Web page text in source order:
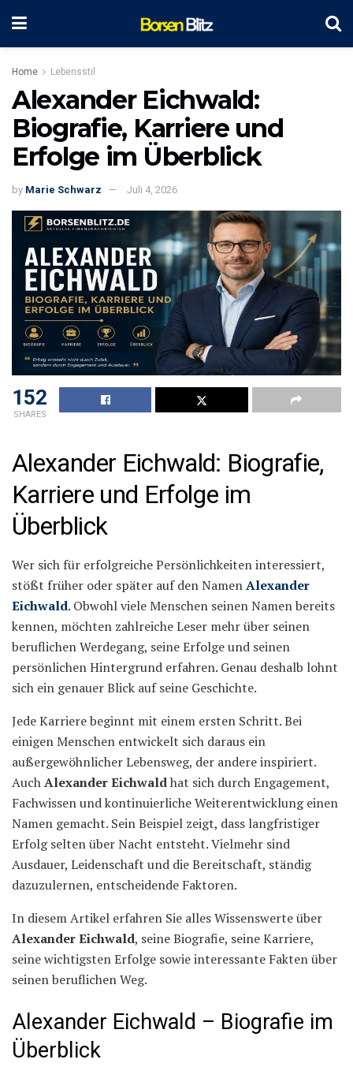
Home Lebensstil
Alexander Eichwald:
Biografie, Karriere und
Erfolge im Überblick
by Marie Schwarz Juli 4, 2026
152
SHARES
Alexander Eichwald: Biografie,
Karriere und Erfolge im
Überblick
Wer sich für erfolgreiche Persönlichkeiten interessiert,
stößt früher oder später auf den NamenAlexander
Eichwald. Obwohl viele Menschen seinen Namen bereits
kennen, möchten zahlreiche Leser mehr über seinen
beruflichen Werdegang, seine Erfolge und seinen
persönlichen Hintergrund erfahren. Genau deshalb lohnt
sich ein genauer Blick auf seine Geschichte.
Jede Karriere beginnt mit einem ersten Schritt. Bei
einigen Menschen entwickelt sich daraus ein
außergewöhnlicher Lebensweg, der andere inspiriert.
AuchAlexander Eichwaldhat sich durch Engagement,
Fachwissen und kontinuierliche Weiterentwicklung einen
Namen gemacht. Sein Beispiel zeigt, dass langfristiger
Erfolg selten über Nacht entsteht. Vielmehr sind
Ausdauer, Leidenschaft und die Bereitschaft, ständig
dazuzulernen, entscheidende Faktoren.
In diesem Artikel erfahren Sie alles Wissenswerte über
Alexander Eichwald, seine Biografie, seine Karriere,
seine wichtigsten Erfolge sowie interessante Fakten über
seinen beruflichen Weg.
Alexander Eichwald – Biografie im
Überblick